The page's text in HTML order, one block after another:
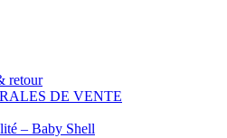
retour
DE VENTE
– Baby Shell